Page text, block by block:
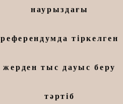
наурыздағы
референдумда тіркелген
жерден тыс дауыс беру
тәртіб